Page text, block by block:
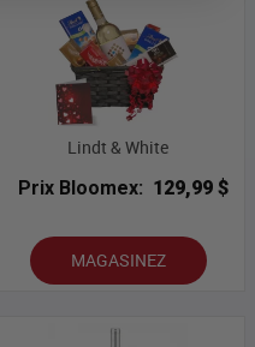
Lindt & White
Prix Bloomex: 129,99 $
MAGASINEZ